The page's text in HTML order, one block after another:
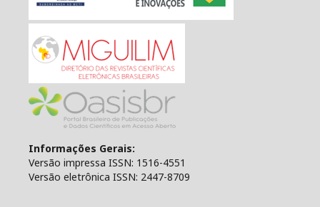
Informações Gerais:
Versão impressa ISSN: 1516-4551
Versão eletrônica ISSN: 2447-8709